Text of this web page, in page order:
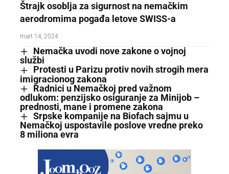
Štrajk osoblja za sigurnost na nemačkim
aerodromima pogađa letove SWISS-a
mart 14, 2024
Nemačka uvodi nove zakone o vojnoj
službi
Protesti u Parizu protiv novih strogih mera
imigracionog zakona
Radnici u Nemačkoj pred važnom
odlukom: penzijsko osiguranje za Minijob –
prednosti, mane i promene zakona
Srpske kompanije na Biofach sajmu u
Nemačkoj uspostavile poslove vredne preko
8 miliona evra